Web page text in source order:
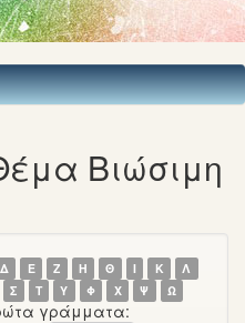
Βιώσιμη
Δ Ε Ζ Η Θ Ι Κ
Λ
Σ Τ Υ Φ Χ Ψ Ω
γράμματα: